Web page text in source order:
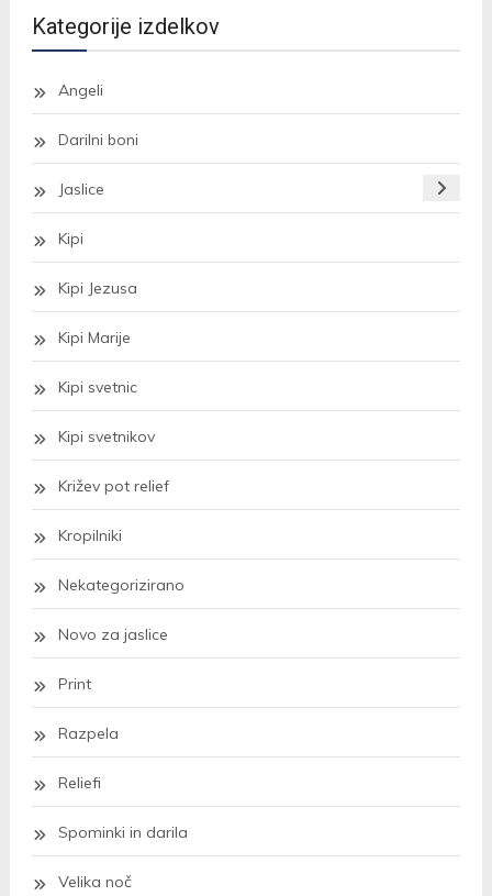
več
različic.
Možnosti
lahko
izberete
izdelka
Kategorije izdelkov
Angeli
Darilni boni
Jaslice
Kipi
Kipi Jezusa
Kipi Marije
Kipi svetnic
Kipi svetnikov
Križev pot relief
Kropilniki
Nekategorizirano
Novo za jaslice
Print
Razpela
Reliefi
Spominki in darila
Velika noč